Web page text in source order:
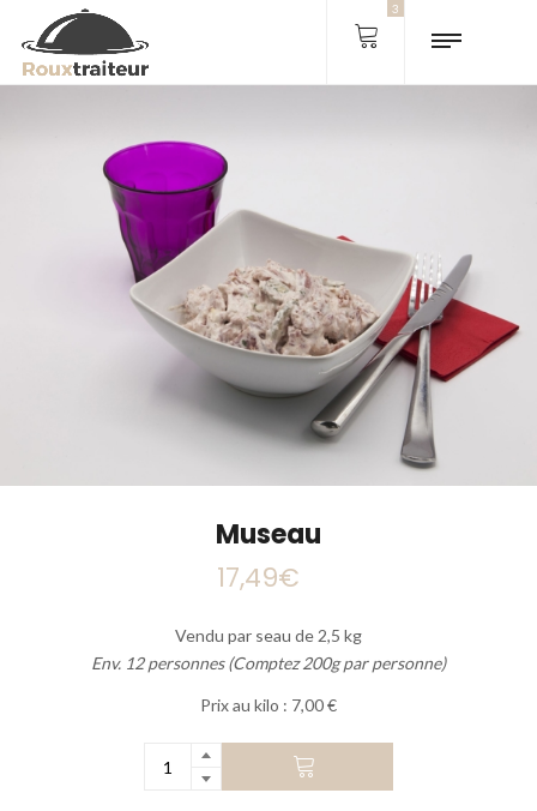
3
Museau
17,49€
Vendu par seau de 2,5 kg
Env. 12 personnes (Comptez 200g par personne)
Prix au kilo : 7,00 €